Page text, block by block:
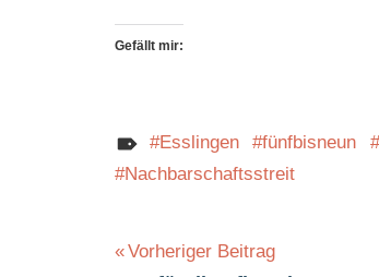
Gefällt mir:
Esslingen fünfbisneun
Nachbarschaftsstreit
Beitragsnavigation
Vorheriger Beitrag